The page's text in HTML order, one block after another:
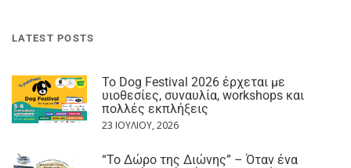
LATEST POSTS
Το Dog Festival 2026 έρχεται με
υιοθεσίες, συναυλία, workshops και
πολλές εκπλήξεις
23 ΙΟΥΛΊΟΥ, 2026
“Το Δώρο της Διώνης” – Όταν ένα